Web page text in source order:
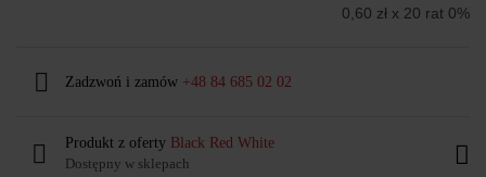
0,60 zł x 20 rat 0%
Zadzwoń i zamów +48 84 685 02 02
Produkt z oferty Black Red White
Dostępny w sklepach